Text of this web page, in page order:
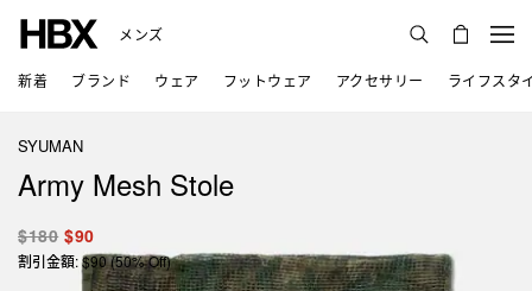
メンズ
新着 ブランド ウェア フットウェア アクセサリー ライフスタ
SYUMAN
Army Mesh Stole
$180 $90
割引金額: $90 (50% Off)